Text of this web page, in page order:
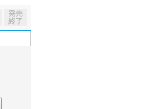
発売
終了